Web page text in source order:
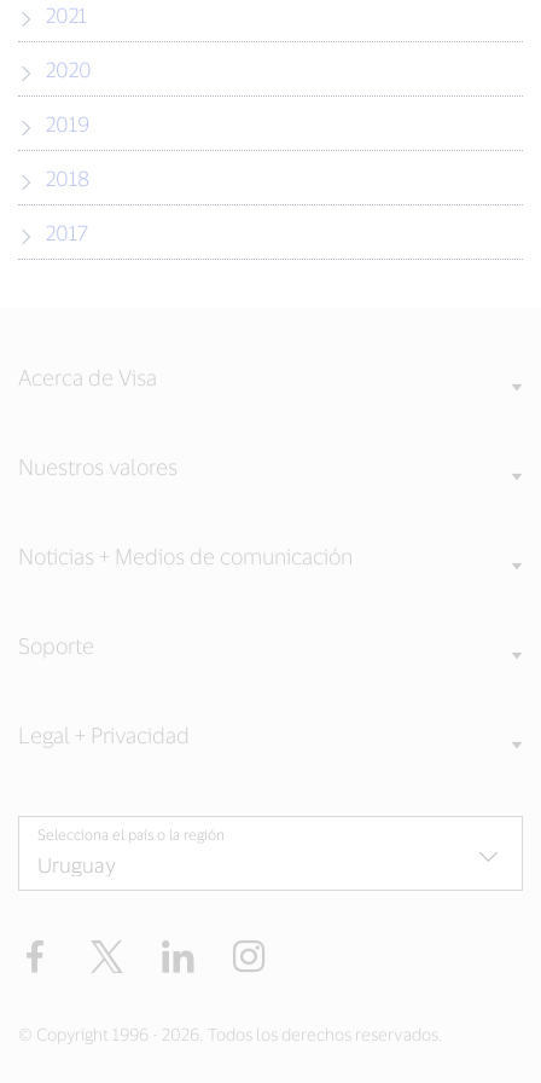
2021
2020
2019
2018
2017
Acerca de Visa
Nuestros valores
Noticias + Medios de comunicación
Soporte
Legal + Privacidad
Selecciona el país o la región
Facebook Twitter LinkedIn
© Copyright 1996 - 2026. Todos los derechos reservados.